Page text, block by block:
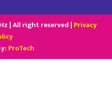
| All right reserved | Privacy
ProTech